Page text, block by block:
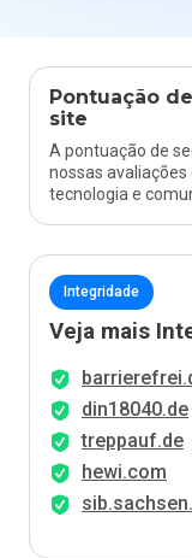
Pontuação
site
A pontuação de
nossas
tecnologia e
Integridade
Veja mais
din18040.de
treppauf.de
hewi.com